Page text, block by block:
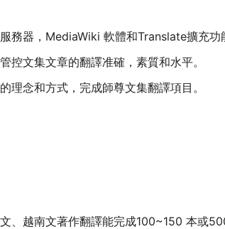
務器，MediaWiki 軟體和Translate擴充功
控文集文章的翻譯准確，素質和水平。
理念和方式，完成師尊文集翻譯項目。
、越南文著作翻譯能完成100~150 本或